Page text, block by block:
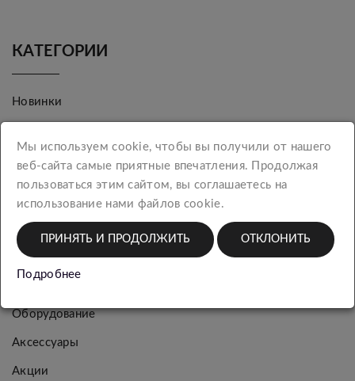
КАТЕГОРИИ
Новинки
коллекция
Мужская
коллекция
Багаж
Упаковка
Оборудование
Аксессуары
Акции
Мы используем cookie, чтобы вы получили от нашего
веб-сайта самые приятные впечатления. Продолжая
пользоваться этим сайтом, вы соглашаетесь на
использование нами файлов cookie.
ПРИНЯТЬ И ПРОДОЛЖИТЬ ОТКЛОНИТЬ
Подробнее